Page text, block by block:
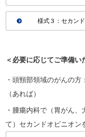
様式３：セカン
＜必要に応じてご準備い
・頭頸部領域のがんの
（あれば）
・腫瘍内科で（胃がん
て）セカンドオピニオン